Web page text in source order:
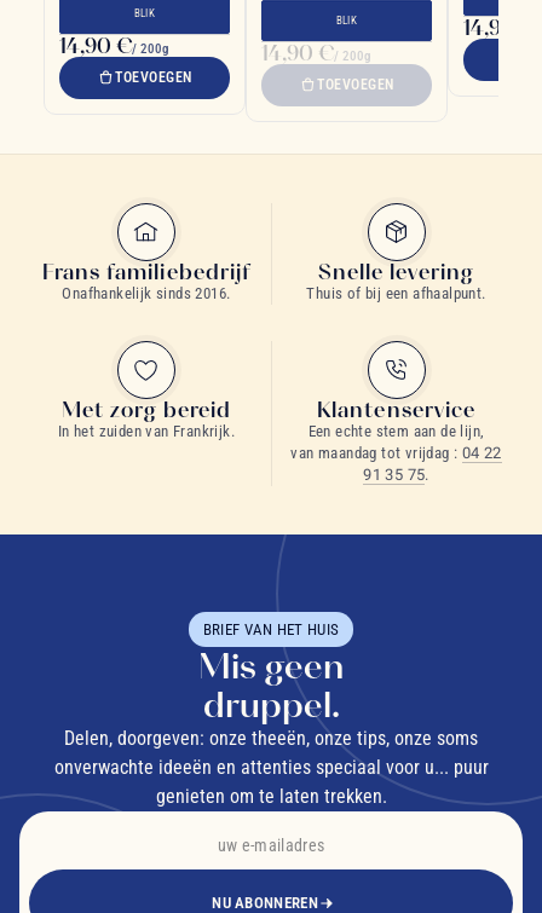
BLIK
14,90 €/ 200g
TOEVOEGEN
BLIK
14,90 €/ 200g
TOEVOEGEN
14,90 €
Frans familiebedrijf
Onafhankelijk sinds 2016.
Snelle levering
Thuis of bij een afhaalpunt.
Met zorg bereid
In het zuiden van Frankrijk.
Klantenservice
Een echte stem aan de lijn,
van maandag tot vrijdag : 04 22
91 35 75.
BRIEF VAN HET HUIS
Mis geen
druppel.
Delen, doorgeven: onze theeën, onze tips, onze soms
onverwachte ideeën en attenties speciaal voor u... puur
genieten om te laten trekken.
NU ABONNEREN